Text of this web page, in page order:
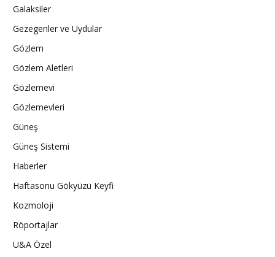
Galaksiler
Gezegenler ve Uydular
Gözlem
Gözlem Aletleri
Gözlemevi
Gözlemevleri
Güneş
Güneş Sistemi
Haberler
Haftasonu Gökyüzü Keyfi
Kozmoloji
Röportajlar
U&A Özel